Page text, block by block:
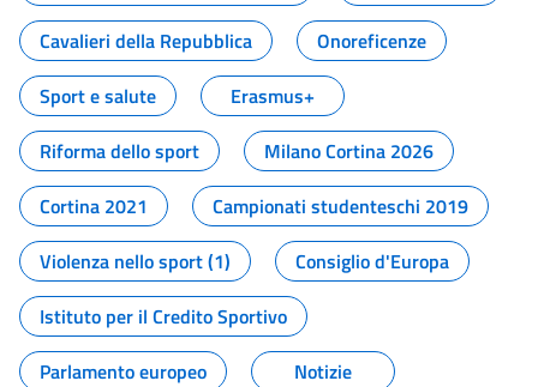
Cavalieri della Repubblica
Onoreficenze
Sport e salute
Erasmus+
Riforma dello sport
Milano Cortina 2026
Cortina 2021
Campionati studenteschi 2019
Violenza nello sport (1)
Consiglio d'Europa
Istituto per il Credito Sportivo
Parlamento europeo
Notizie